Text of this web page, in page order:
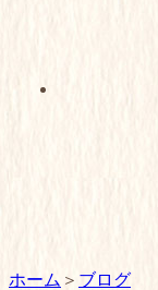
ホーム ブログ